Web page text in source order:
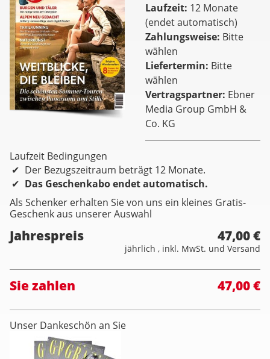
Laufzeit 12 Monate
(endet automatisch)
Zahlungsweise Bitte
wählen
Liefertermin Bitte
wählen
Vertragspartner Ebner
Media Group GmbH &
Co. KG
Laufzeit Bedingungen
Der Bezugszeitraum beträgt 12 Monate.
Das Geschenkabo endet automatisch.
Als Schenker erhalten Sie von uns ein kleines Gratis-
Geschenk aus unserer Auswahl
Jahrespreis 47,00 €
jährlich , inkl. MwSt. und Versand
Sie zahlen 47,00 €
Unser Dankeschön an Sie